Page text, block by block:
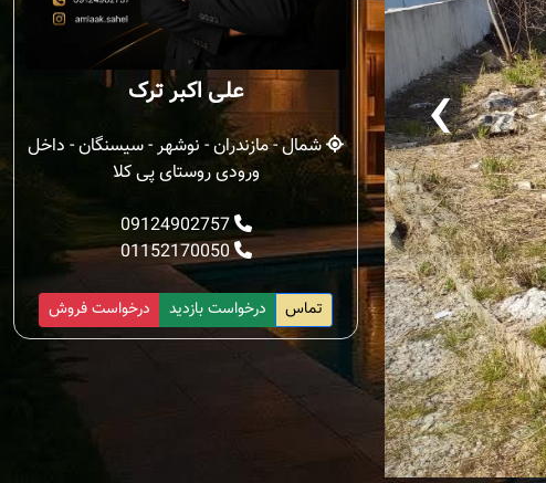
‹ علی اکبر ترک
شمال - مازندران - نوشهر - سیسنگان - داخل
ورودی روستای پی کلا
09124902757
01152170050
درخواست فروش درخواست بازدید تماس